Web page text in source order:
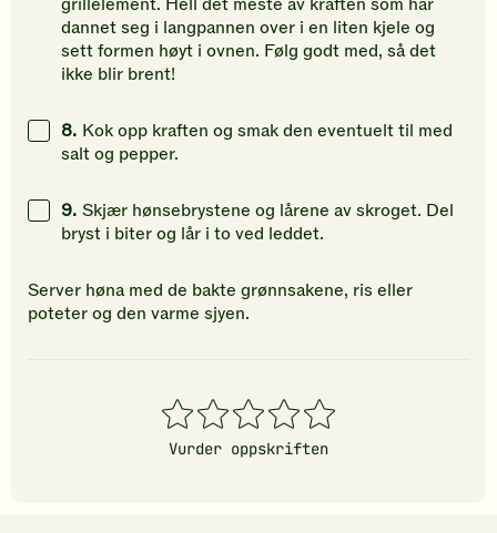
dannet seg i langpannen over i en liten kjele og
sett formen høyt i ovnen. Følg godt med, så det
ikke blir brent!
8. Kok opp kraften og smak den eventuelt til med
salt og pepper.
9. Skjær hønsebrystene og lårene av skroget. Del
bryst i biter og lår i to ved leddet.
Server høna med de bakte grønnsakene, ris eller
poteter og den varme sjyen.
1
stjerner
2
stjerner
3
stjerner
4
stjerner
5
stjerner
Vurder oppskriften